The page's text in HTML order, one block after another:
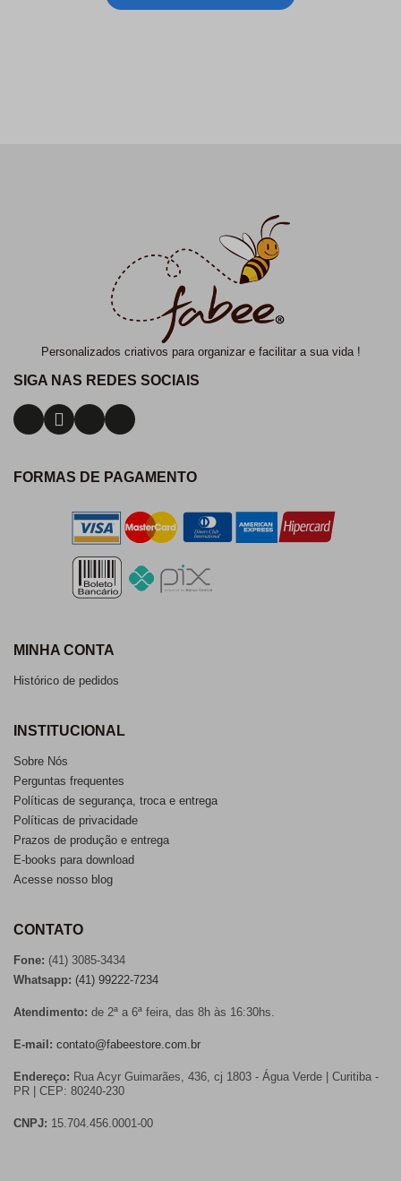
Personalizados criativos para organizar e facilitar a sua vida !
SIGA NAS REDES SOCIAIS
FORMAS DE PAGAMENTO
MINHA CONTA
Histórico de pedidos
INSTITUCIONAL
Sobre Nós
Perguntas frequentes
Políticas de segurança, troca e entrega
Políticas de privacidade
Prazos de produção e entrega
E-books para download
Acesse nosso blog
CONTATO
Fone: (41) 3085-3434
Whatsapp: (41) 99222-7234
Atendimento: de 2ª a 6ª feira, das 8h às 16:30hs.
E-mail: contato@fabeestore.com.br
Endereço: Rua Acyr Guimarães, 436, cj 1803 - Água Verde | Curitiba -
PR | CEP: 80240-230
CNPJ: 15.704.456.0001-00